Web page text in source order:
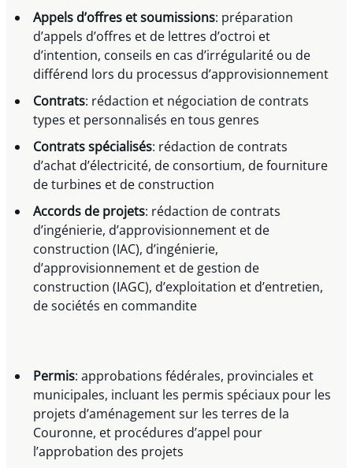
Appels d’offres et soumissions: préparation
d’appels d’offres et de lettres d’octroi et
d’intention, conseils en cas d’irrégularité ou de
différend lors du processus d’approvisionnement
Contrats: rédaction et négociation de contrats
types et personnalisés en tous genres
Contrats spécialisés: rédaction de contrats
d’achat d’électricité, de consortium, de fourniture
de turbines et de construction
Accords de projets: rédaction de contrats
d’ingénierie, d’approvisionnement et de
construction (IAC), d’ingénierie,
d’approvisionnement et de gestion de
construction (IAGC), d’exploitation et d’entretien,
de sociétés en commandite
Permis: approbations fédérales, provinciales et
municipales, incluant les permis spéciaux pour les
projets d’aménagement sur les terres de la
Couronne, et procédures d’appel pour
l’approbation des projets